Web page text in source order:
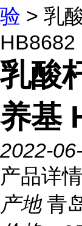
验 > 乳
HB8682
乳酸
养基
2022-
产品详情
产地 青